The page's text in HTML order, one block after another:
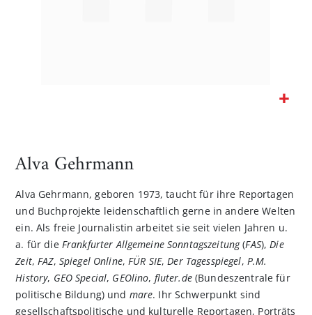
Bildgalerie
Alva Gehrmann
Alva Gehrmann, geboren 1973, taucht für ihre Reportagen
und Buchprojekte leidenschaftlich gerne in andere Welten
ein. Als freie Journalistin arbeitet sie seit vielen Jahren u.
a. für die Frankfurter Allgemeine Sonntagszeitung(FAS), Die
Zeit, FAZ, Spiegel Online, FÜR SIE, Der Tagesspiegel, P.M.
History, GEO Special, GEOlino, fluter.de(Bundeszentrale für
politische Bildung) und mare. Ihr Schwerpunkt sind
gesellschaftspolitische und kulturelle Reportagen, Porträts